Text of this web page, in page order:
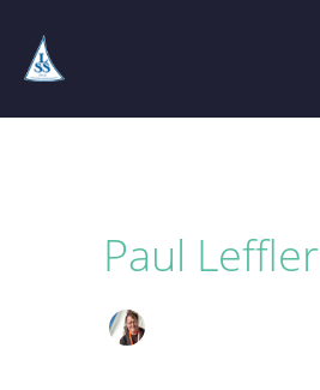
Paul Leffler